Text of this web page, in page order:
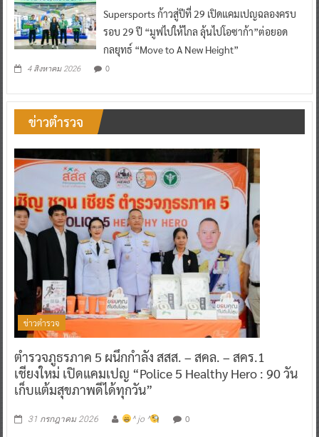
Supersports ก้าวสู่ปีที่ 29 เปิดแคมเปญฉลองครบ
รอบ 29 ปี “มูฟไปให้ไกล ลุ้นไปโอซาก้า”ต่อยอด
กลยุทธ์ “Move to A New Height”
4 สิงหาคม 2026 0
ข่าวตำรวจ
ข่าวตำรวจ
ตำรวจภูธรภาค 5 ผนึกกำลัง สสส. – สคล. – สคร.1
เชียงใหม่ เปิดแคมเปญ “Police 5 Healthy Hero : 90 วัน
เก็บแต้มสุขภาพดีได้ทุกวัน”
31 กรกฎาคม 2026 ^ jo ^ 0